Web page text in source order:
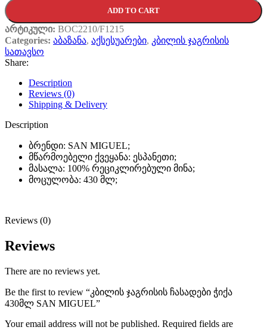
ADD TO CART
არტიკული: BOC2210/F1215
Categories: აბაზანა, აქსესუარები, კბილის ჯაგრისის
სათავსო
Share:
Description
Reviews (0)
Shipping & Delivery
Description
ბრენდი: SAN MIGUEL;
მწარმოებელი ქვეყანა: ესპანეთი;
მასალა: 100% რეციკლირებული მინა;
მოცულობა: 430 მლ;
Reviews (0)
Reviews
There are no reviews yet.
Be the first to review “კბილის ჯაგრისის ჩასადები ჭიქა
430მლ SAN MIGUEL”
Your email address will not be published. Required fields are